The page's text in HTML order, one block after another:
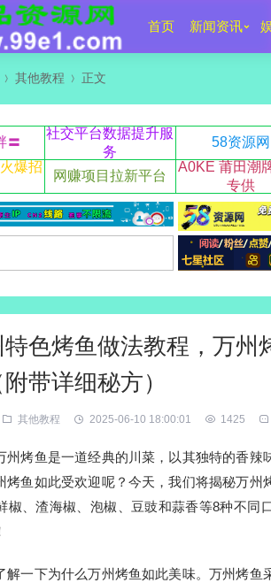
首页 新闻资讯
其他教程 正文
〓
社交平台数据提升服
务
58资源网
爆招
网赚项目拉新平台
A0KE 莆田潮
专供
色烤鱼做法教程，万州
带详细秘方）
其他教程 2025-06-10 18:00:01 1425
州烤鱼是一道经典的川菜，以其独特的香辣
烤鱼如此受欢迎呢？今天，我们将揭秘万州
椒、渣海椒、泡椒、豆豉和蒜香等8种不同
解一下为什么万州烤鱼如此美味。万州烤鱼